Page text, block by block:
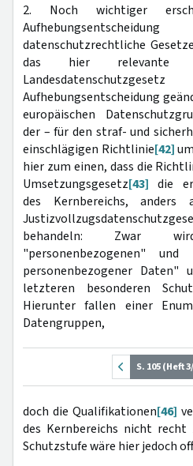
2. Noch wichtiger
datenschutzrechtliche
das hier relevante
Aufhebungsentscheidung
europäischen
der – für den straf- und
einschlägigen Richtlinie[42]
hier zum einen, dass die
Umsetzungsgesetz[43] die
des Kernbereichs,
behandeln: Zwar
"personenbezogenen" und
personenbezogener Daten"
letzteren besonderen
Hierunter fallen einer
Datengruppen,
S. 105 (Heft
doch die Qualifikationen[46]
des Kernbereichs nicht
Schutzstufe wäre hier jedoch